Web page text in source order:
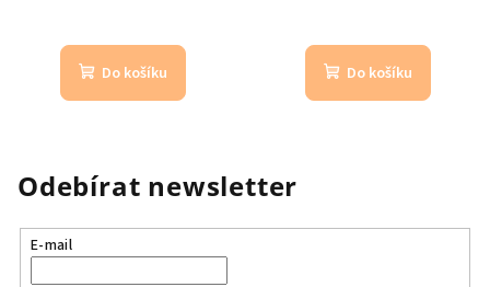
Do košíku Do košíku
Odebírat newsletter
E-mail